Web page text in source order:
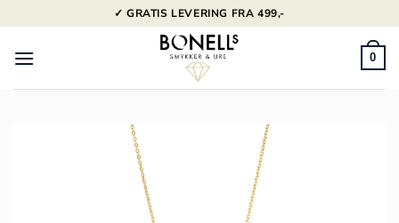
til
indhold
✓ GRATIS LEVERING FRA 499,-
0